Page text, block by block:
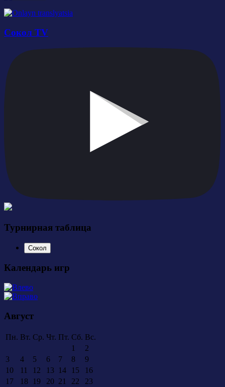
Сокол TV
Турнирная таблица
Сокол
Календарь игр
Август
Пн. Вт. Ср. Чт. Пт. Сб. Вс.
1
2
3
4 5 6 7 8
9
10
11 12 13 14 15
16
17
18 19 20 21 22
23